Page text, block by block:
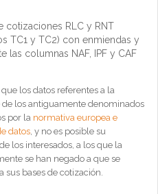
cotizaciones RLC y RNT
TC1 y TC2) con enmiendas y
las columnas NAF, IPF y CAF
los datos referentes a la
los antiguamente denominados
por la normativa europea e
datos, y no es posible su
los interesados, a los que la
se han negado a que se
sus bases de cotización.